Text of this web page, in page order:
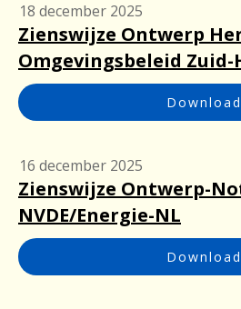
18 december 2025
Zienswijze Ontwerp
Omgevingsbeleid
Download
16 december 2025
Zienswijze Ontwerp-
NVDE/Energie-NL
Download